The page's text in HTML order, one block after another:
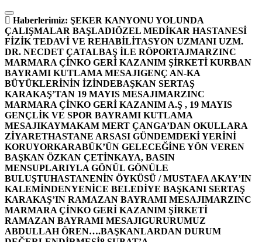
İçeriğe
atlaHaberlerimiz: ŞEKER KANYONU YOLUNDA
ÇALIŞMALAR BAŞLADIÖZEL MEDİKAR HASTANESİ
FİZİK TEDAVİ VE REHABİLİTASYON UZMANI UZM.
DR. NECDET ÇATALBAŞ İLE RÖPORTAJMARZINC
MARMARA ÇİNKO GERİ KAZANIM ŞİRKETİ KURBAN
BAYRAMI KUTLAMA MESAJIGENÇ AN-KA
BÜYÜKLERİNİN İZİNDEBAŞKAN SERTAŞ
KARAKAŞ’TAN 19 MAYIS MESAJIMARZINC
MARMARA ÇİNKO GERİ KAZANIM A.Ş , 19 MAYIS
GENÇLİK VE SPOR BAYRAMI KUTLAMA
MESAJIKAYMAKAM MERT ÇANGA’DAN OKULLARA
ZİYARETHASTANE ARSASI GÜNDEMDEKİ YERİNİ
KORUYORKARABÜK’ÜN GELECEĞİNE YÖN VEREN
BAŞKAN ÖZKAN ÇETİNKAYA, BASIN
MENSUPLARIYLA GÖNÜL GÖNÜLE
BULUŞTUHASTANENİN ÖYKÜSÜ / MUSTAFA AKAY’IN
KALEMİNDENYENİCE BELEDİYE BAŞKANI SERTAŞ
KARAKAŞ’IN RAMAZAN BAYRAMI MESAJIMARZINC
MARMARA ÇİNKO GERİ KAZANIM ŞİRKETİ
RAMAZAN BAYRAMI MESAJIGURURUMUZ
ABDULLAH ÖREN….BAŞKANLARDAN DURUM